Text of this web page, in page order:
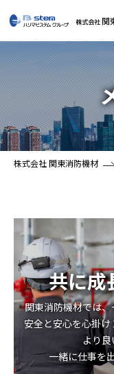
株式会社 関東消防機材
共に成
関東消防機材では
安全と安心を心掛け
より良
一緒に仕事を